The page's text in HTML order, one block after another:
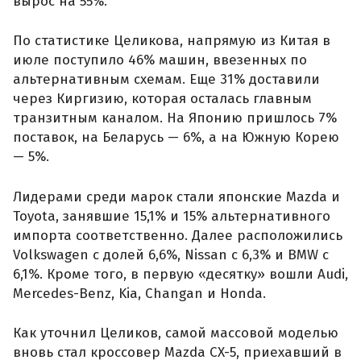
По статистике Целикова, напрямую из Китая в
июле поступило 46% машин, ввезенных по
альтернативным схемам. Еще 31% доставили
через Киргизию, которая осталась главным
транзитным каналом. На Японию пришлось 7%
поставок, на Беларусь — 6%, а на Южную Корею
— 5%.
Лидерами среди марок стали японские Mazda и
Toyota, занявшие 15,1% и 15% альтернативного
импорта соответственно. Далее расположились
Volkswagen с долей 6,6%, Nissan с 6,3% и BMW с
6,1%. Кроме того, в первую «десятку» вошли Audi,
Mercedes-Benz, Kia, Changan и Honda.
Как уточнил Целиков, самой массовой моделью
вновь стал кроссовер Mazda CX-5, приехавший в